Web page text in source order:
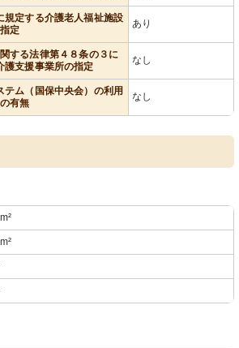
規定する介護老人福祉施設
定
あり
する法律第４８条の３に
護支援事業所の指定
なし
テム（国保中央会）の利用
有無
なし